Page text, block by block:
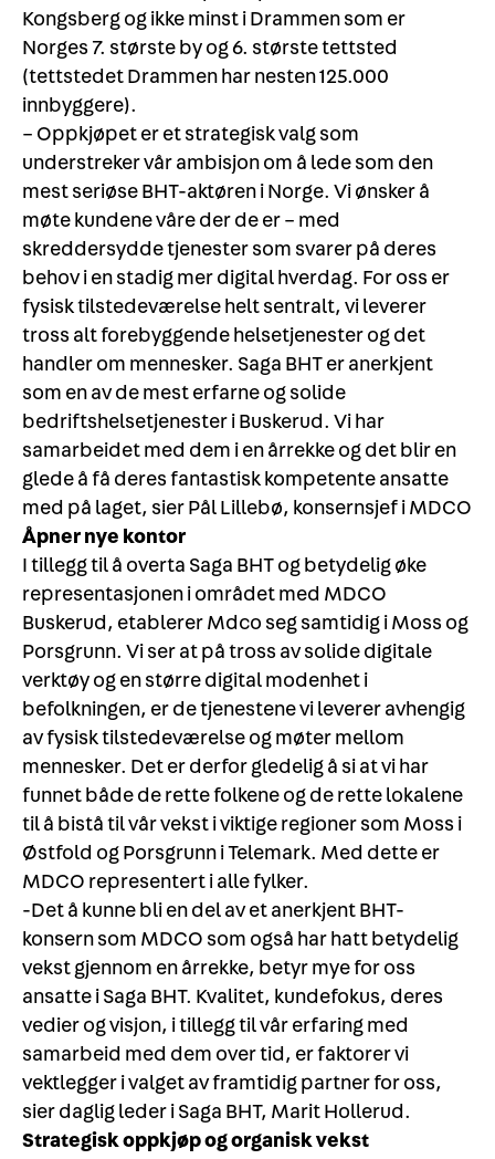
Kongsberg og ikke minst i Drammen som er
Norges 7. største by og 6. største tettsted
(tettstedet Drammen har nesten 125.000
innbyggere).
– Oppkjøpet er et strategisk valg som
understreker vår ambisjon om å lede som den
mest seriøse BHT-aktøren i Norge. Vi ønsker å
møte kundene våre der de er – med
skreddersydde tjenester som svarer på deres
behov i en stadig mer digital hverdag. For oss er
fysisk tilstedeværelse helt sentralt, vi leverer
tross alt forebyggende helsetjenester og det
handler om mennesker. Saga BHT er anerkjent
som en av de mest erfarne og solide
bedriftshelsetjenester i Buskerud. Vi har
samarbeidet med dem i en årrekke og det blir en
glede å få deres fantastisk kompetente ansatte
med på laget, sier Pål Lillebø, konsernsjef i MDCO
Åpner nye kontor
I tillegg til å overta Saga BHT og betydelig øke
representasjonen i området med MDCO
Buskerud, etablerer Mdco seg samtidig i Moss og
Porsgrunn. Vi ser at på tross av solide digitale
verktøy og en større digital modenhet i
befolkningen, er de tjenestene vi leverer avhengig
av fysisk tilstedeværelse og møter mellom
mennesker. Det er derfor gledelig å si at vi har
funnet både de rette folkene og de rette lokalene
til å bistå til vår vekst i viktige regioner som Moss i
Østfold og Porsgrunn i Telemark. Med dette er
MDCO representert i alle fylker.
-Det å kunne bli en del av et anerkjent BHT-
konsern som MDCO som også har hatt betydelig
vekst gjennom en årrekke, betyr mye for oss
ansatte i Saga BHT. Kvalitet, kundefokus, deres
vedier og visjon, i tillegg til vår erfaring med
samarbeid med dem over tid, er faktorer vi
vektlegger i valget av framtidig partner for oss,
sier daglig leder i Saga BHT, Marit Hollerud.
Strategisk oppkjøp og organisk vekst